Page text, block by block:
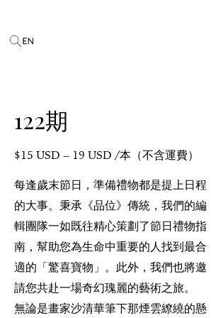
122期
$15 USD – 19 USD /本（不含運費）
每逢歲末節日，準備禮物都是提上日程
的大事。秉承《品位》傳統，我們的編
輯團隊一如既往精心策劃了節日禮物指
南，幫助您為生命中重要的人找到最合
適的「驚喜寶物」。此外，我們也將邀
請您共赴一場奇幻瑰麗的藝術之旅。
無論是畫家沙清華筆下那煙雲繚繞的懸